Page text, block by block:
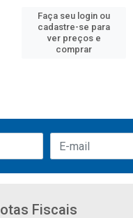
Faça seu login ou
cadastre-se para
ver preços e
comprar
Fiscais